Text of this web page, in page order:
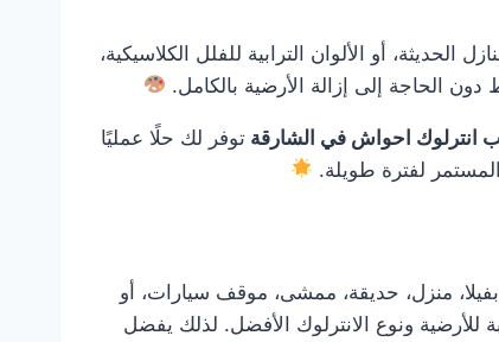
أو الألوان الترابية للفلل الكلاسيكية،
الحاجة إلى إزالة الأرضية بالكامل.
انترلوك احواش في الشارقة توفر لك حلًا عمليًا
لفترة طويلة.
منزل، حديقة، ممشى، موقف سيارات، أو
للأرضية ونوع الانترلوك الأفضل. لذلك يفضل